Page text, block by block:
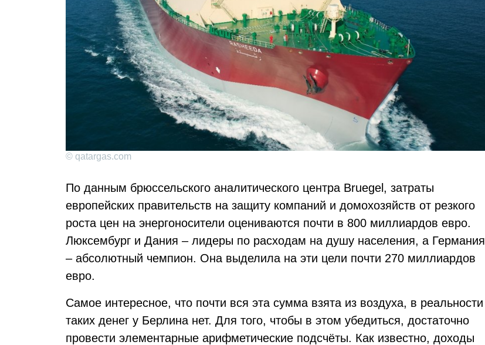
© qatargas.com
По данным брюссельского аналитического центра Bruegel, затраты
европейских правительств на защиту компаний и домохозяйств от резкого
роста цен на энергоносители оцениваются почти в 800 миллиардов евро.
Люксембург и Дания – лидеры по расходам на душу населения, а Германия
– абсолютный чемпион. Она выделила на эти цели почти 270 миллиардов
евро.
Самое интересное, что почти вся эта сумма взята из воздуха, в реальности
таких денег у Берлина нет. Для того, чтобы в этом убедиться, достаточно
провести элементарные арифметические подсчёты. Как известно, доходы